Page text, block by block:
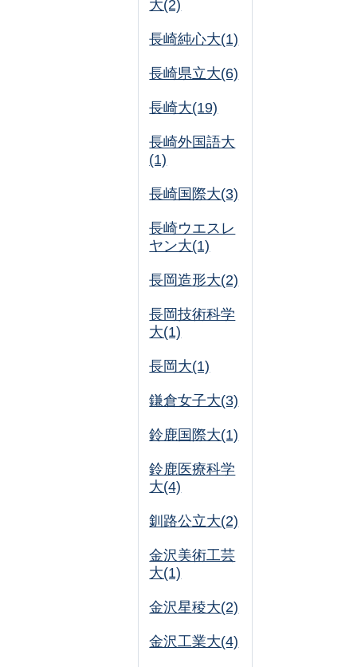
大(2)
長崎純心大(1)
長崎県立大(6)
長崎大(19)
長崎外国語大
(1)
長崎国際大(3)
長崎ウエスレ
ヤン大(1)
長岡造形大(2)
長岡技術科学
大(1)
長岡大(1)
鎌倉女子大(3)
鈴鹿国際大(1)
鈴鹿医療科学
大(4)
釧路公立大(2)
金沢美術工芸
大(1)
金沢星稜大(2)
金沢工業大(4)